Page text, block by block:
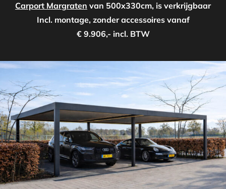
Carport Margraten van 500x330cm, is verkrijgbaar
Incl. montage, zonder accessoires vanaf
€ 9.906,- incl. BTW